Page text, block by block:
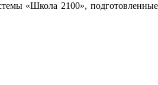
«Школа 2100»,